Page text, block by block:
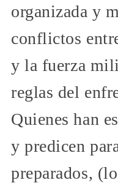
organizada y
conflictos
y la fuerza
reglas del
Quienes han
y predicen
preparados,